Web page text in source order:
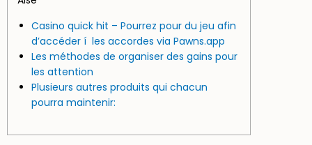
Casino quick hit – Pourrez pour du jeu afin
d’accéder í les accordes via Pawns.app
Les méthodes de organiser des gains pour
les attention
Plusieurs autres produits qui chacun
pourra maintenir: